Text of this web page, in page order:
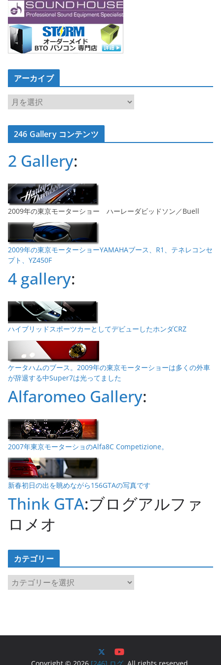
アーカイブ
ア
ー
カ
イ246 Gallery コンテンツ
2 Gallery:
2009年の東京モーターショー ハーレーダビッドソン／Buell
2009年の東京モーターショーYAMAHAブース、R1、テネレコンセ
プト、YZ450F
4 gallery:
ハイブリッドスポーツカーとしてデビューしたホンダCRZ
ケータハムのブース。2009年の東京モーターショーは多くの外車
が辞退する中Super7は光ってました
Alfaromeo Gallery:
2007年東京モーターショのAlfa8C Competizione。
新春初日の出を眺めながら156GTAの写真です
Think GTA:ブログアルファ
ロメオ
カテゴリー
カ
テ